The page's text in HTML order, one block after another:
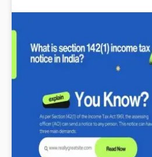
Income tax notices salaried